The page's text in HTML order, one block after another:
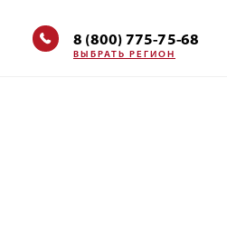
8 (800) 775-75-68
ВЫБРАТЬ РЕГИОН